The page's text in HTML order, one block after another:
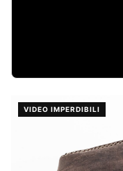
VIDEO IMPERDIBILI